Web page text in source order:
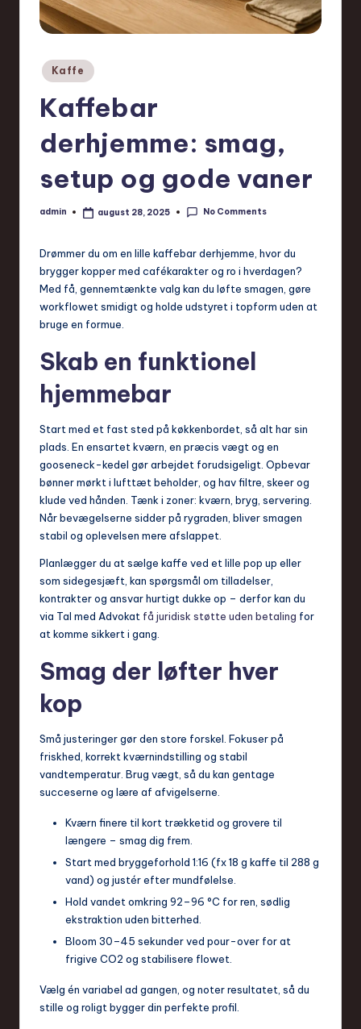
Posted
in
Kaffe
Kaffebar
derhjemme: smag,
setup og gode vaner
Posted
admin august 28, 2025 No Comments
Drømmer du om en lille kaffebar derhjemme, hvor du
brygger kopper med cafékarakter og ro i hverdagen?
Med få, gennemtænkte valg kan du løfte smagen, gøre
workflowet smidigt og holde udstyret i topform uden at
bruge en formue.
Skab en funktionel
hjemmebar
Start med et fast sted på køkkenbordet, så alt har sin
plads. En ensartet kværn, en præcis vægt og en
gooseneck-kedel gør arbejdet forudsigeligt. Opbevar
bønner mørkt i lufttæt beholder, og hav filtre, skeer og
klude ved hånden. Tænk i zoner: kværn, bryg, servering.
Når bevægelserne sidder på rygraden, bliver smagen
stabil og oplevelsen mere afslappet.
Planlægger du at sælge kaffe ved et lille pop up eller
som sidegesjæft, kan spørgsmål om tilladelser,
kontrakter og ansvar hurtigt dukke op – derfor kan du
via Tal med Advokat få juridisk støtte uden betaling for
at komme sikkert i gang.
Smag der løfter hver
kop
Små justeringer gør den store forskel. Fokuser på
friskhed, korrekt kværnindstilling og stabil
vandtemperatur. Brug vægt, så du kan gentage
succeserne og lære af afvigelserne.
Kværn finere til kort trækketid og grovere til
længere – smag dig frem.
Start med bryggeforhold 1:16 (fx 18 g kaffe til 288 g
vand) og justér efter mundfølelse.
Hold vandet omkring 92–96 °C for ren, sødlig
ekstraktion uden bitterhed.
Bloom 30–45 sekunder ved pour-over for at
frigive CO2 og stabilisere flowet.
Vælg én variabel ad gangen, og noter resultatet, så du
stille og roligt bygger din perfekte profil.